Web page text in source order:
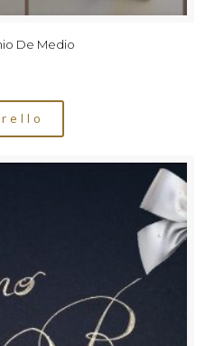
De Medio